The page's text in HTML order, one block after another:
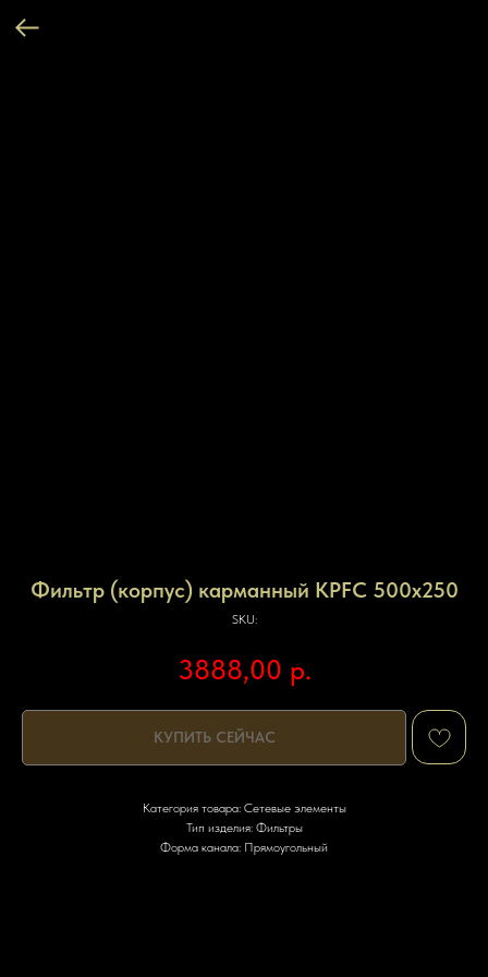
Фильтр (корпус) карманный KPFС 500x250
SKU:
3888,00 р.
КУПИТЬ СЕЙЧАС
Категория товара: Сетевые элементы
Тип изделия: Фильтры
Форма канала: Прямоугольный